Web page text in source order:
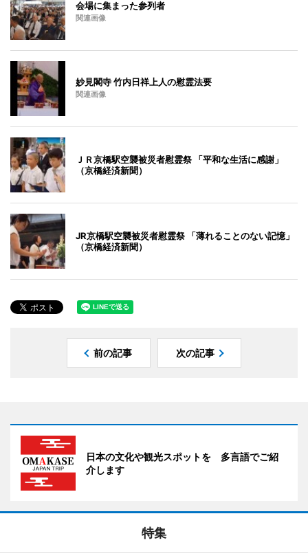
会場に集まった参列者
関連画像
妙見閣寺 竹内日祥上人の慰霊法要
関連画像
ＪＲ京橋駅空襲被災者慰霊祭 「平和な生活に感謝」
（京橋経済新聞）
JR京橋駅空襲被災者慰霊祭 「薄れることのない記憶」
（京橋経済新聞）
前の記事 次の記事
日本の文化や観光スポットを 多言語でご紹
介します
特集